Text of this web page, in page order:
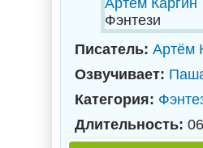
Фэнтези
Писатель: Артём
Озвучивает:
Категория:
Длительность: